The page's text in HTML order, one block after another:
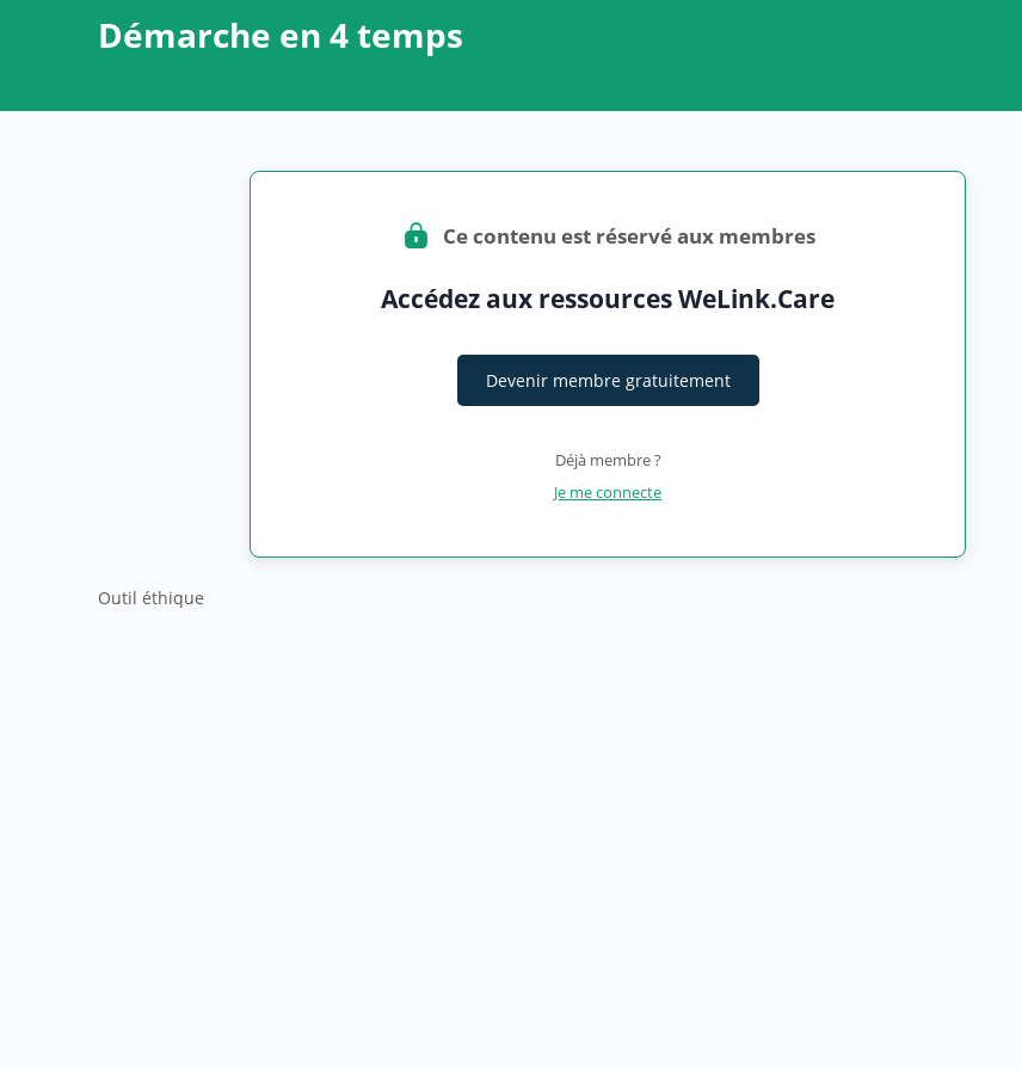
Démarche en 4 temps
Ce contenu est réservé aux membres
Accédez aux ressources WeLink.Care
Devenir membre gratuitement
Déjà membre ?
Je me connecte
Outil éthique